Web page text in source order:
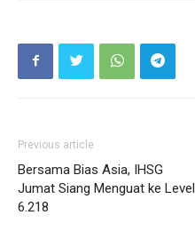
Previous article
Bersama Bias Asia, IHSG
Jumat Siang Menguat ke Level
6.218